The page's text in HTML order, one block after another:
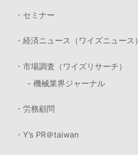
・セミナー
・経済ニュース（ワイズニュース）
・市場調査（ワイズリサーチ）
- 機械業界ジャーナル
・労務顧問
・Y’s PR＠taiwan